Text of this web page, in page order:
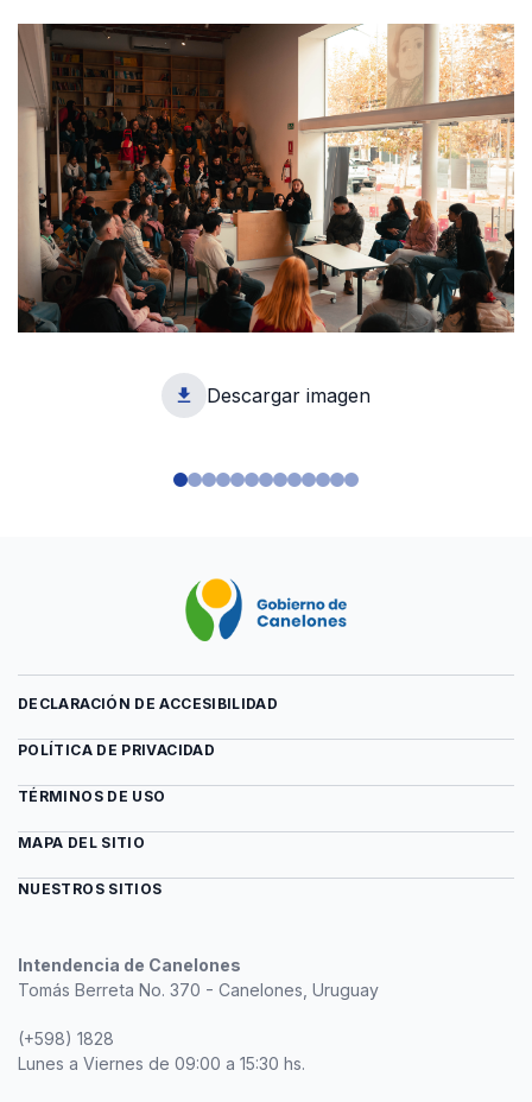
Descargar imagen
1
Intendencia de Canelones
Tomás Berreta No. 370 - Canelones, Uruguay
(+598) 1828
Lunes a Viernes de 09:00 a 15:30 hs.
DECLARACIÓN DE ACCESIBILIDAD
POLÍTICA DE PRIVACIDAD
TÉRMINOS DE USO
MAPA DEL SITIO
NUESTROS SITIOS